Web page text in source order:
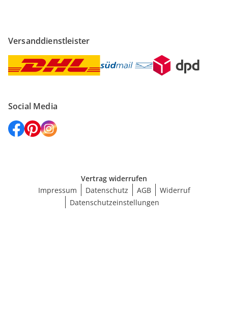
Versanddienstleister
Social Media
Vertrag widerrufen
Impressum
Datenschutz AGB
Widerruf
Datenschutzeinstellungen